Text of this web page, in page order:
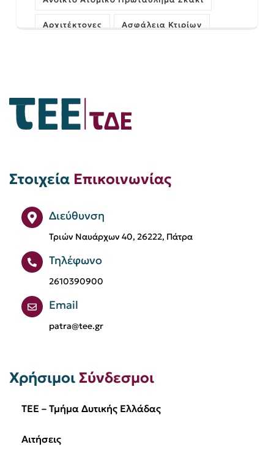
Αρχιτέκτονες Ασφάλεια Κτιρίων
Εκδήλωση
Εξεταστικό Κέντρο Πάτρας
Ευάγγελος Καραχάλιος
Θέσεις εργασίας
Μόνιμες Επιτροπές
Οδοντωτός
Πανεπιστήμιο Πατρών
Πρόσκληση Σεμινάρια
Στοιχεία Επικοινωνίας
Διεύθυνση
Τριών Ναυάρχων 40, 26222, Πάτρα
Τηλέφωνο
2610390900
Email
patra@tee.gr
Χρήσιμοι Σύνδεσμοι
TEE – Τμήμα Δυτικής Ελλάδας
Αιτήσεις